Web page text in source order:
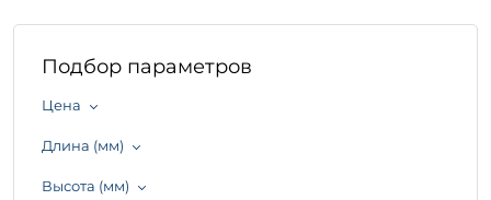
Подбор параметров
Цена
Длина (мм)
Высота (мм)